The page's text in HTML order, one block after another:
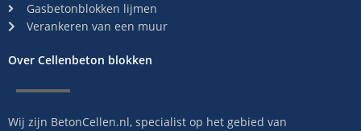
Gasbetonblokken lijmen
Verankeren van een muur
Over Cellenbeton blokken
Wij zijn BetonCellen.nl, specialist op het gebied van